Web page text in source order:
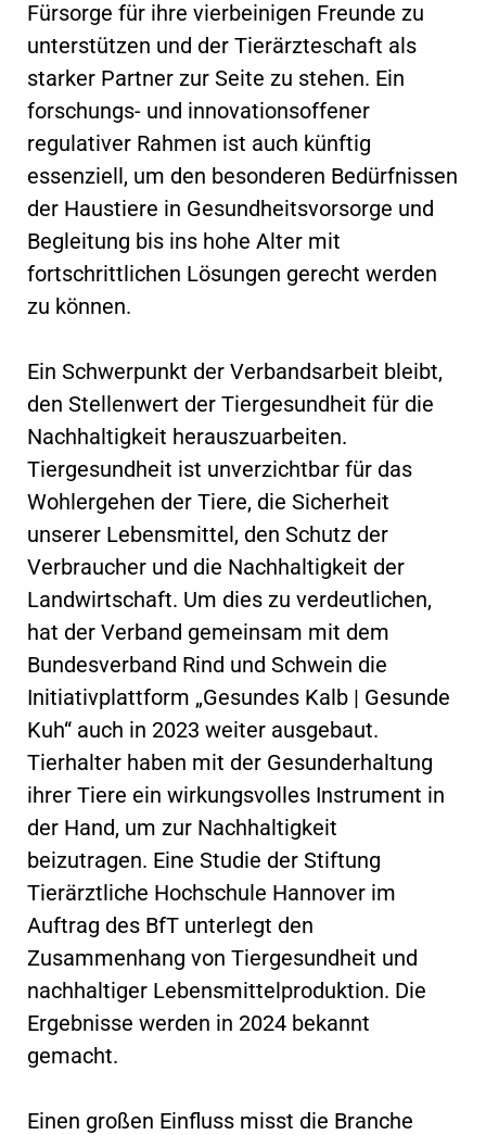
Fürsorge für ihre vierbeinigen Freunde zu
unterstützen und der Tierärzteschaft als
starker Partner zur Seite zu stehen. Ein
forschungs- und innovationsoffener
regulativer Rahmen ist auch künftig
essenziell, um den besonderen Bedürfnissen
der Haustiere in Gesundheitsvorsorge und
Begleitung bis ins hohe Alter mit
fortschrittlichen Lösungen gerecht werden
zu können.
Ein Schwerpunkt der Verbandsarbeit bleibt,
den Stellenwert der Tiergesundheit für die
Nachhaltigkeit herauszuarbeiten.
Tiergesundheit ist unverzichtbar für das
Wohlergehen der Tiere, die Sicherheit
unserer Lebensmittel, den Schutz der
Verbraucher und die Nachhaltigkeit der
Landwirtschaft. Um dies zu verdeutlichen,
hat der Verband gemeinsam mit dem
Bundesverband Rind und Schwein die
Initiativplattform „Gesundes Kalb | Gesunde
Kuh“ auch in 2023 weiter ausgebaut.
Tierhalter haben mit der Gesunderhaltung
ihrer Tiere ein wirkungsvolles Instrument in
der Hand, um zur Nachhaltigkeit
beizutragen. Eine Studie der Stiftung
Tierärztliche Hochschule Hannover im
Auftrag des BfT unterlegt den
Zusammenhang von Tiergesundheit und
nachhaltiger Lebensmittelproduktion. Die
Ergebnisse werden in 2024 bekannt
gemacht.
Einen großen Einfluss misst die Branche